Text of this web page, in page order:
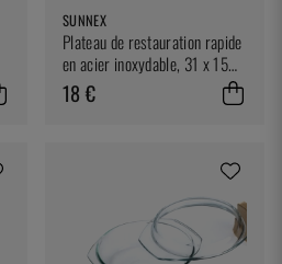
SUNNEX
Plateau de restauration rapide
en acier inoxydable, 31 x 15
cm - Sunnex
18 €